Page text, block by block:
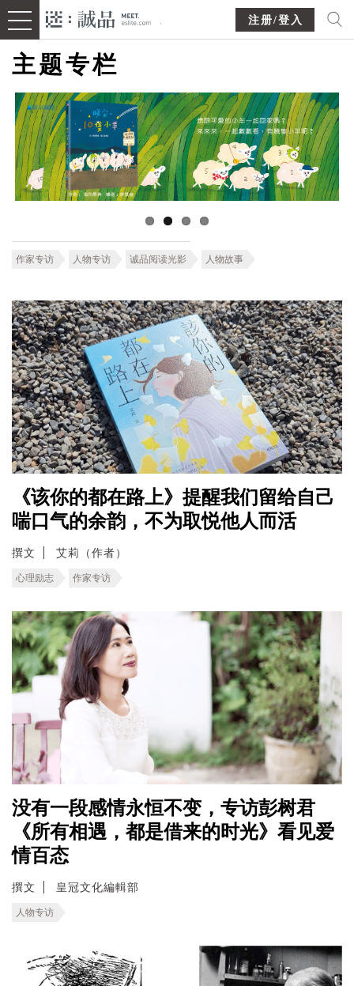
注册/登入
主题专栏
作家专访 人物专访 诚品阅读光影 人物故事
《该你的都在路上》提醒我们留给自己
喘口气的余韵，不为取悦他人而活
撰文 艾莉（作者）
心理励志 作家专访
没有一段感情永恒不变，专访彭树君
《所有相遇，都是借来的时光》看见爱
情百态
撰文 皇冠文化編輯部
人物专访